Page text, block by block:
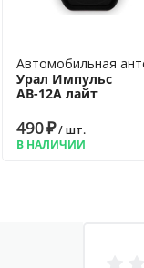
Автомобильная
Урал Импульс
AВ-12A лайт
490₽/ шт.
В НАЛИЧИИ